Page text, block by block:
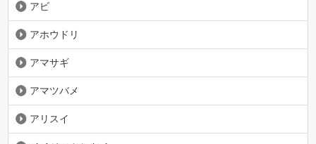
アビ
アホウドリ
アマサギ
アマツバメ
アリスイ